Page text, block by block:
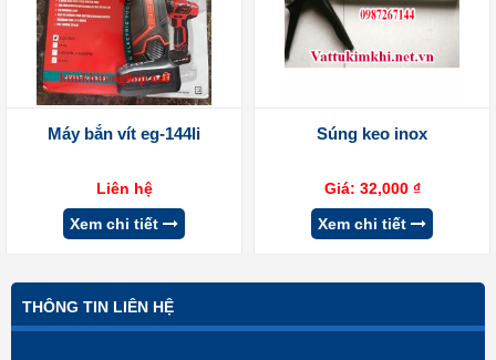
Máy bắn vít eg-144li
Liên hệ
Xem chi tiết
Súng keo inox
Giá: 32,000 ₫
Xem chi tiết
THÔNG TIN LIÊN HỆ